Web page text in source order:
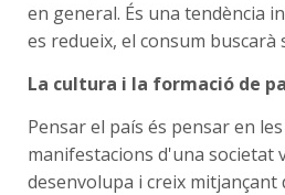
en general. És una tendència
es redueix, el consum buscarà
La cultura i la formació de
Pensar el país és pensar en
manifestacions d'una societat
desenvolupa i creix mitjançant